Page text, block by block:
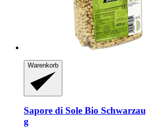
Warenkorb
Sapore di Sole Bio
g